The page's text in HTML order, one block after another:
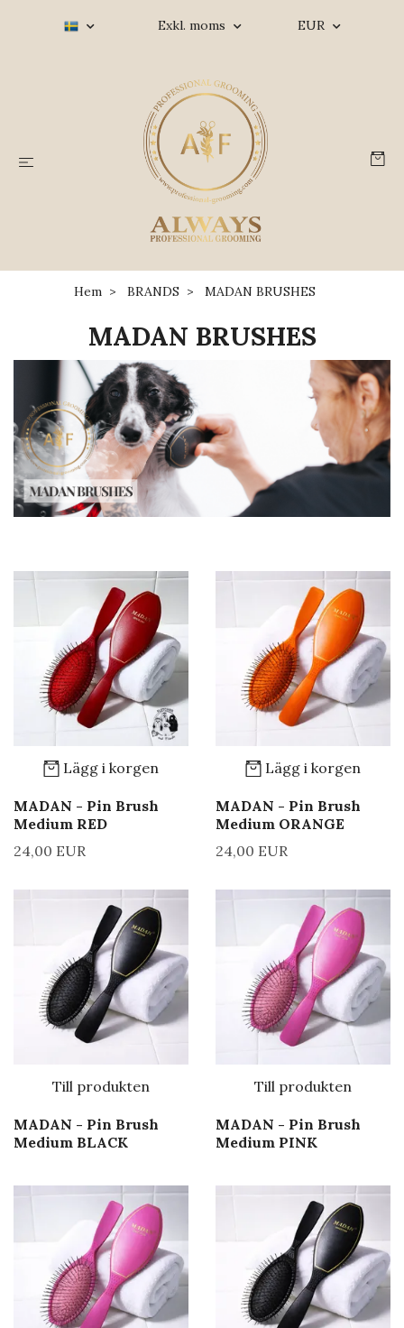
Exkl. moms EUR
Hem BRANDS MADAN BRUSHES
MADAN BRUSHES
Lägg i korgen
MADAN - Pin Brush
Medium RED
24,00 EUR
Lägg i korgen
MADAN - Pin Brush
Medium ORANGE
24,00 EUR
Till produkten
MADAN - Pin Brush
Medium BLACK
Till produkten
MADAN - Pin Brush
Medium PINK